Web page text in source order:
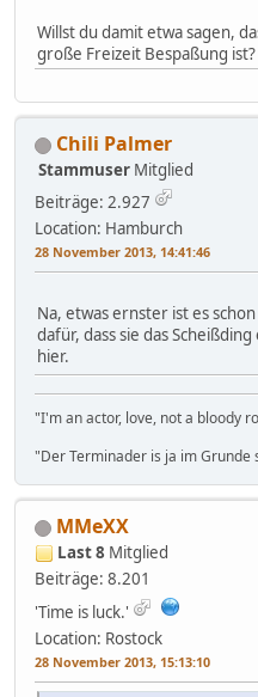
Willst du damit etwa sagen,
große Freizeit Bespaßung
Chili Palmer
Stammuser Mitglied
Beiträge: 2.927
Location: Hamburch
28 November 2013, 14:41:46
Na, etwas ernster ist es
dafür, dass sie das
hier.
"I'm an actor, love, not a bloody
"Der Terminader is ja im Grunde
MMeXX
Last 8 Mitglied
Beiträge: 8.201
'Time is luck.'
Location: Rostock
28 November 2013, 15:13:10